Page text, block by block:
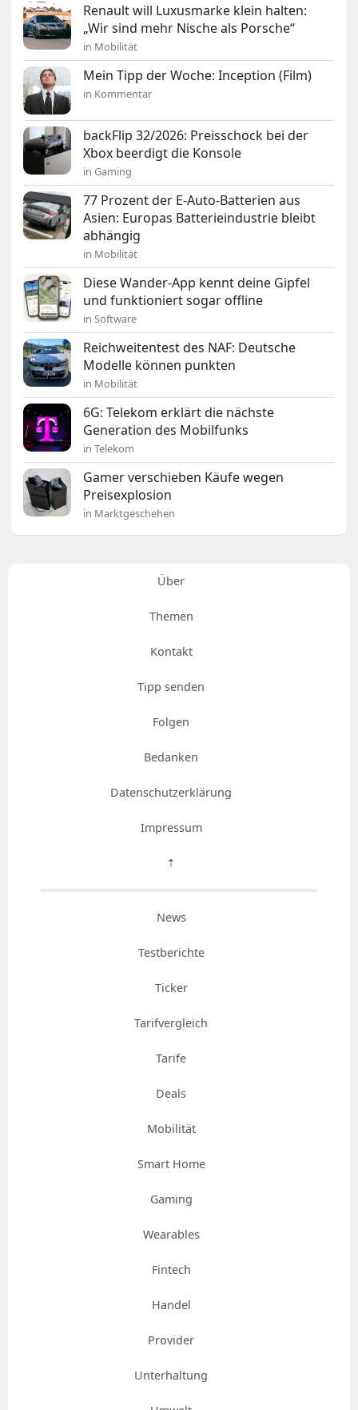
Renault will Luxusmarke klein halten:
„Wir sind mehr Nische als Porsche“
in Mobilität
Mein Tipp der Woche: Inception (Film)
in Kommentar
backFlip 32/2026: Preisschock bei der
Xbox beerdigt die Konsole
in Gaming
77 Prozent der E-Auto-Batterien aus
Asien: Europas Batterieindustrie bleibt
abhängig
in Mobilität
Diese Wander-App kennt deine Gipfel
und funktioniert sogar offline
in Software
Reichweitentest des NAF: Deutsche
Modelle können punkten
in Mobilität
6G: Telekom erklärt die nächste
Generation des Mobilfunks
in Telekom
Gamer verschieben Käufe wegen
Preisexplosion
in Marktgeschehen
Über
Themen
Kontakt
Tipp senden
Folgen
Bedanken
Datenschutzerklärung
Impressum
⇡
News
Testberichte
Ticker
Tarifvergleich
Tarife
Deals
Mobilität
Smart Home
Gaming
Wearables
Fintech
Handel
Provider
Unterhaltung